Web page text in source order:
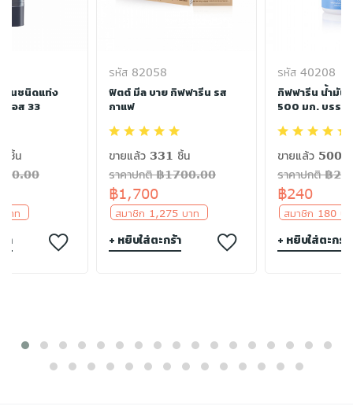
พื้นชนิดแท่ง
เอส 33
ชิ้น
าท
า
รหัส 82058
ฟิตต์ มีล บาย กิฟฟารีน รส
กาแฟ
ขายแล้ว 331 ชิ้น
ราคาปกติ ฿1700.00
฿1,700
สมาชิก 1,275 บาท
+ หยิบใส่ตะกร้า
รหัส 40208
กิฟฟารีน น้ำมัน
500 มก. บรรจุ
ขายแล้ว 500
ราคาปกติ ฿
฿240
สมาชิก 180
+ หยิบใส่ตะกร้า